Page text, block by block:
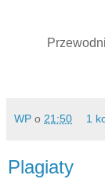
WP o 21:50 1
Plagiaty